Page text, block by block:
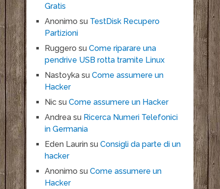
Gratis
Anonimo su TestDisk Recupero
Partizioni
Ruggero su Come riparare una
pendrive USB rotta tramite Linux
Nastoykasu Come assumere un
Hacker
Nicsu Come assumere un Hacker
Andreasu Ricerca Numeri Telefonici
in Germania
Eden Laurinsu Consigli da parte di un
hacker
Anonimo su Come assumere un
Hacker